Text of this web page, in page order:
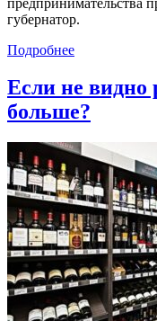
губернатор.
Подробнее
Если не видно
больше?